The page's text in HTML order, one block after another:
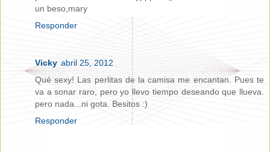
un beso,mary
Responder
Vicky abril 25, 2012
Qué sexy! Las perlitas de la camisa me encantan. Pues te
va a sonar raro, pero yo llevo tiempo deseando que llueva.
pero nada...ni gota. Besitos :)
Responder